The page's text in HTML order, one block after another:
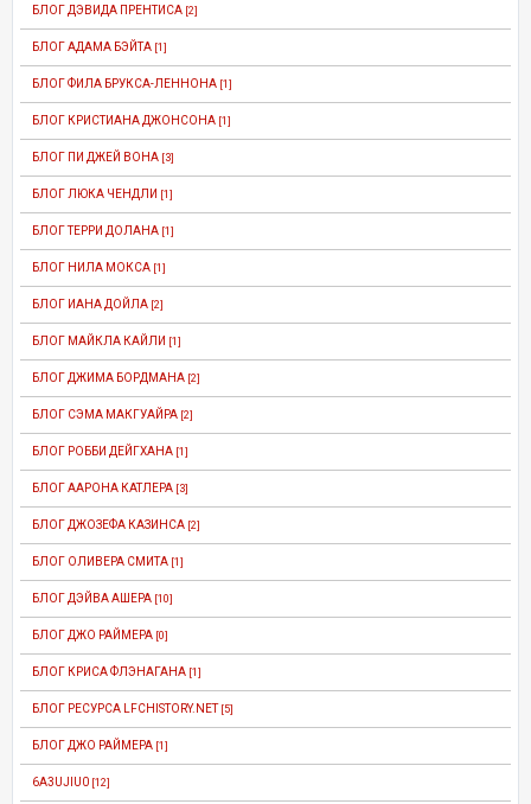
БЛОГ ДЭВИДА ПРЕНТИСА [2]
БЛОГ АДАМА БЭЙТА [1]
БЛОГ ФИЛА БРУКСА-ЛЕННОНА [1]
БЛОГ КРИСТИАНА ДЖОНСОНА [1]
БЛОГ ПИ ДЖЕЙ ВОНА [3]
БЛОГ ЛЮКА ЧЕНДЛИ [1]
БЛОГ ТЕРРИ ДОЛАНА [1]
БЛОГ НИЛА МОКСА [1]
БЛОГ ИАНА ДОЙЛА [2]
БЛОГ МАЙКЛА КАЙЛИ [1]
БЛОГ ДЖИМА БОРДМАНА [2]
БЛОГ СЭМА МАКГУАЙРА [2]
БЛОГ РОББИ ДЕЙГХАНА [1]
БЛОГ ААРОНА КАТЛЕРА [3]
БЛОГ ДЖОЗЕФА КАЗИНСА [2]
БЛОГ ОЛИВЕРА СМИТА [1]
БЛОГ ДЭЙВА АШЕРА [10]
БЛОГ ДЖО РАЙМЕРА [0]
БЛОГ КРИСА ФЛЭНАГАНА [1]
БЛОГ РЕСУРСА LFCHISTORY.NET [5]
БЛОГ ДЖО РАЙМЕРА [1]
6A3UJIU0 [12]